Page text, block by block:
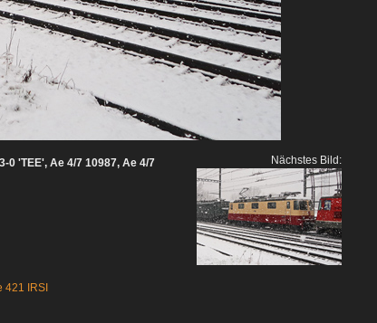
0 'TEE', Ae 4/7 10987, Ae 4/7
421 IRSI
Nächstes Bild: